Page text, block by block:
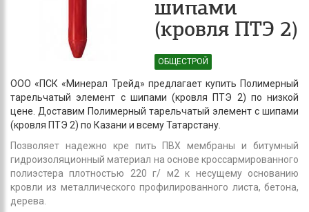
шипами
(кровля ПТЭ 2)
ОБЩЕСТРОЙ
ООО «ПСК «Минерал Трейд» предлагает купить Полимерный
тарельчатый элемент с шипами (кровля ПТЭ 2) по низкой
цене. Доставим Полимерный тарельчатый элемент с шипами
(кровля ПТЭ 2) по Казани и всему Татарстану.
Позволяет надежно кре пить ПВХ мембраны и битумный
гидроизоляционный материал на основе кроссармированного
полиэстера плотностью 220 г/ м2 к несущему основанию
кровли из металлического профилированного листа, бетона,
дерева.